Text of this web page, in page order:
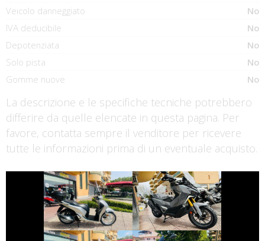
Veicolo danneggiato
No
IVA deducibile
No
Depotenziata
No
Solo pista
No
Gomme nuove
No
La descrizione e le specifiche tecniche potrebbero
differire da quelle elencate in questa pagina. Per
favore, contatta sempre il venditore per ricevere
tutte le informazioni prima di un eventuale acquisto.
HONDA SH SYM ADX-400
€ 3.290 € € 5.990 €